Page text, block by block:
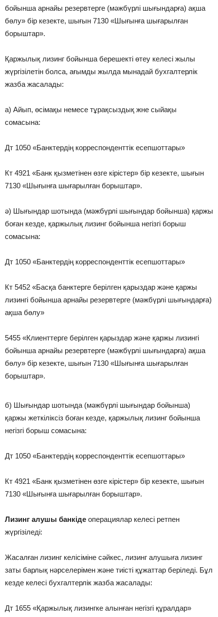
бойынша арнайы резервтерге (мәжбүрлі шығындарға) ақша
бөлу» бір кезекте, шығын 7130 «Шығынға шығарылған
борыштар».
Қаржылық лизинг бойынша берешекті өтеу келесі жылы
жүргізілетін болса, ағымды жылда мынадай бухгалтерлік
жазба жасалады:
а) Айып, өсімақы немесе тұрақсыздық жне сыйақы
сомасына:
Дт 1050 «Банктердің корреспонденттік есепшоттары»
Кт 4921 «Банк қызметінен өзге кірістер» бір кезекте, шығын
7130 «Шығынға шығарылған борыштар».
ә) Шығындар шотында (мәжбүрлі шығындар бойынша) қаржы
боған кезде, қаржылық лизинг бойынша негізгі борыш
сомасына:
Дт 1050 «Банктердің корреспонденттік есепшоттары»
Кт 5452 «Басқа банктерге берілген қарыздар және қаржы
лизингі бойынша арнайы резервтерге (мәжбүрлі шығындарға)
ақша бөлу»
5455 «Клиенттерге берілген қарыздар және қаржы лизингі
бойынша арнайы резервтерге (мәжбүрлі шығындарға) ақша
бөлу» бір кезекте, шығын 7130 «Шығынға шығарылған
борыштар».
б) Шығындар шотында (мәжбүрлі шығындар бойынша)
қаржы жеткіліксіз боған кезде, қаржылық лизинг бойынша
негізгі борыш сомасына:
Дт 1050 «Банктердің корреспонденттік есепшоттары»
Кт 4921 «Банк қызметінен өзге кірістер» бір кезекте, шығын
7130 «Шығынға шығарылған борыштар».
Лизинг алушы банкіде операциялар келесі ретпен
жүргізіледі:
Жасалған лизинг келісіміне сәйкес, лизинг алушыға лизинг
заты барлық нәрселерімен және тиісті құжаттар беріледі. Бұл
кезде келесі бухгалтерлік жазба жасалады:
Дт 1655 «Қаржылық лизингке алынған негізгі құралдар»